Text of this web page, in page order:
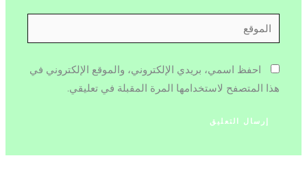
الموقع
احفظ اسمي، بريدي الإلكتروني، والموقع الإلكتروني في
هذا المتصفح لاستخدامها المرة المقبلة في تعليقي.